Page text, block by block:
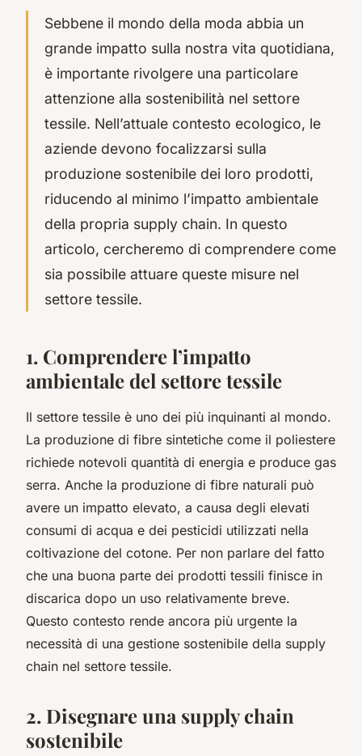
Sebbene il mondo della moda abbia un
grande impatto sulla nostra vita quotidiana,
è importante rivolgere una particolare
attenzione alla sostenibilità nel settore
tessile. Nell’attuale contesto ecologico, le
aziende devono focalizzarsi sulla
produzione sostenibile dei loro prodotti,
riducendo al minimo l’impatto ambientale
della propria supply chain. In questo
articolo, cercheremo di comprendere come
sia possibile attuare queste misure nel
settore tessile.
1. Comprendere l’impatto
ambientale del settore tessile
Il settore tessile è uno dei più inquinanti al mondo.
La produzione di fibre sintetiche come il poliestere
richiede notevoli quantità di energia e produce gas
serra. Anche la produzione di fibre naturali può
avere un impatto elevato, a causa degli elevati
consumi di acqua e dei pesticidi utilizzati nella
coltivazione del cotone. Per non parlare del fatto
che una buona parte dei prodotti tessili finisce in
discarica dopo un uso relativamente breve.
Questo contesto rende ancora più urgente la
necessità di una gestione sostenibile della supply
chain nel settore tessile.
2. Disegnare una supply chain
sostenibile